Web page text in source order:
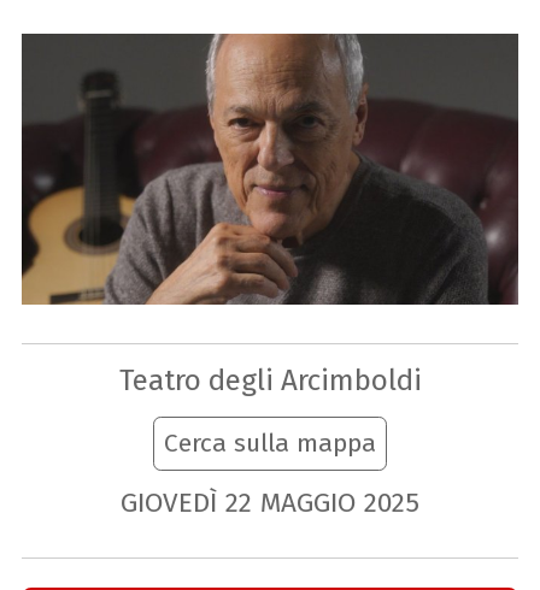
Teatro degli Arcimboldi
Cerca sulla mappa
GIOVEDÌ 22 MAGGIO 2025